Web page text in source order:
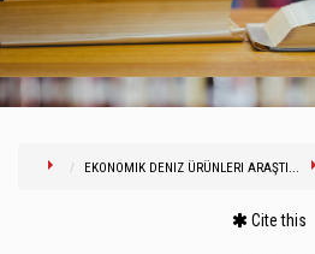
EKONOMIK DENIZ ÜRÜNLERI ARAŞTI...
Cite this